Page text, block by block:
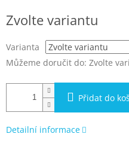
cena:
Zvolte variantu
Varianta
Můžeme doručit do: Zvolte
Přidat do
Detailní informace